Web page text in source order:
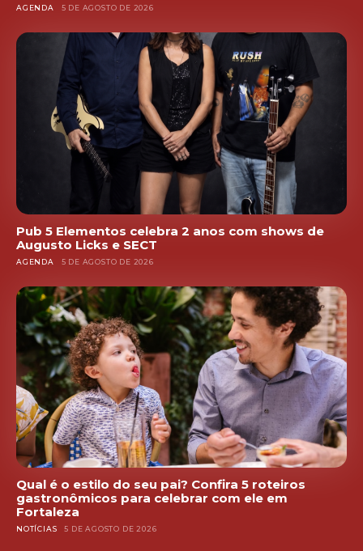
AGENDA 5 DE AGOSTO DE 2026
Pub 5 Elementos celebra 2 anos com shows de
Augusto Licks e SECT
AGENDA 5 DE AGOSTO DE 2026
Qual é o estilo do seu pai? Confira 5 roteiros
gastronômicos para celebrar com ele em
Fortaleza
NOTÍCIAS 5 DE AGOSTO DE 2026